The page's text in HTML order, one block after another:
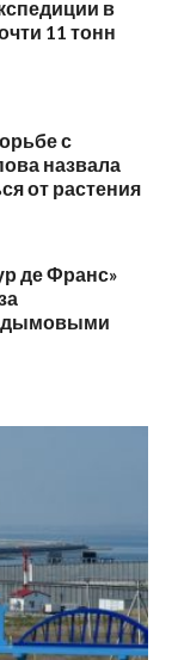
в
11 тонн
с
назвала
от растения
де Франс»
дымовыми